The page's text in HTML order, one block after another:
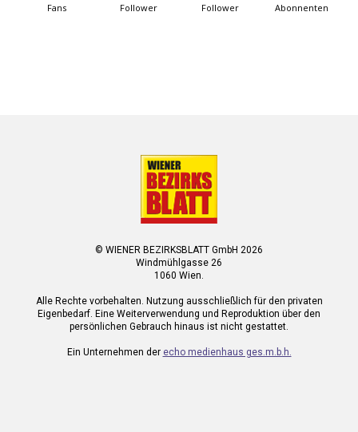
Fans Follower Follower Abonnenten
© WIENER BEZIRKSBLATT GmbH 2026
Windmühlgasse 26
1060 Wien.
Alle Rechte vorbehalten. Nutzung ausschließlich für den privaten
Eigenbedarf. Eine Weiterverwendung und Reproduktion über den
persönlichen Gebrauch hinaus ist nicht gestattet.
Ein Unternehmen der echo medienhaus ges.m.b.h.